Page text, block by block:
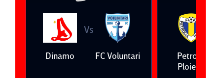
Dinamo
Vs
FC Voluntari
Petrolul
Ploieşti